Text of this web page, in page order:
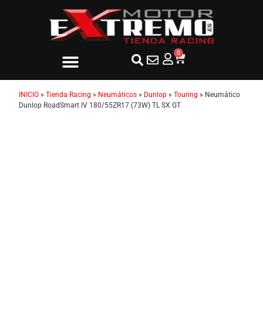
0
INICIO » Tienda Racing » Neumáticos » Dunlop » Touring » Neumático
Dunlop RoadSmart IV 180/55ZR17 (73W) TL SX GT